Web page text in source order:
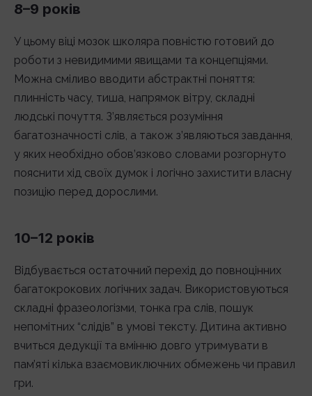
8–9 років
У цьому віці мозок школяра повністю готовий до
роботи з невидимими явищами та концепціями.
Можна сміливо вводити абстрактні поняття:
плинність часу, тиша, напрямок вітру, складні
людські почуття. З’являється розуміння
багатозначності слів, а також з’являються завдання,
у яких необхідно обов’язково словами розгорнуто
пояснити хід своїх думок і логічно захистити власну
позицію перед дорослими.
10–12 років
Відбувається остаточний перехід до повноцінних
багатокрокових логічних задач. Використовуються
складні фразеологізми, тонка гра слів, пошук
непомітних “слідів” в умові тексту. Дитина активно
вчиться дедукції та вмінню довго утримувати в
пам’яті кілька взаємовиключних обмежень чи правил
гри.